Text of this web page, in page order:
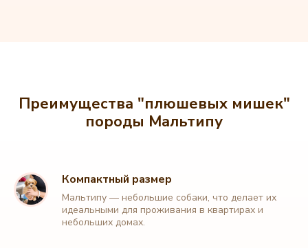
Преимущества "плюшевых мишек"
породы Мальтипу
Компактный размер
Мальтипу — небольшие собаки, что делает их
идеальными для проживания в квартирах и
небольших домах.